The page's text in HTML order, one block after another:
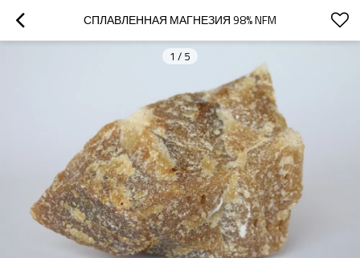
СПЛАВЛЕННАЯ МАГНЕЗИЯ 98% NFM
1 / 5